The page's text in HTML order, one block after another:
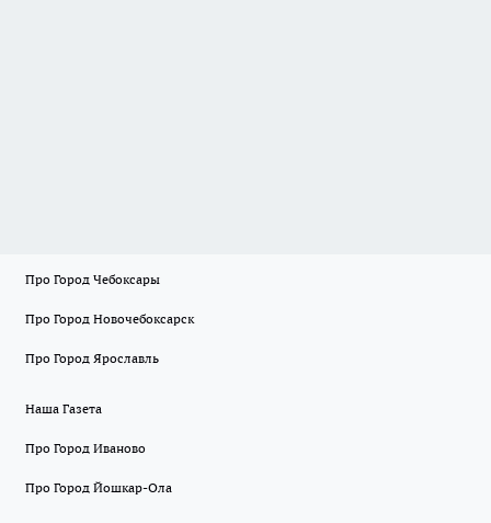
Про Город Чебоксары
Про Город Новочебоксарск
Про Город Ярославль
Наша Газета
Про Город Иваново
Про Город Йошкар-Ола